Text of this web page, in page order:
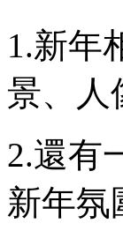
1.新年
景、人
2.還有
新年氛